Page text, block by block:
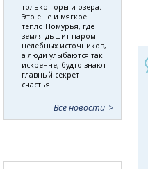
только горы и озера.
Это еще и мягкое
тепло Помурья, где
земля дышит паром
целебных источников,
а люди улыбаются так
искренне, будто знают
главный секрет
счастья.
Все новости